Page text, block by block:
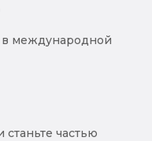
в международной
частью